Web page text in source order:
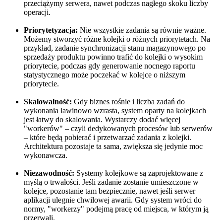
przeciążymy serwera, nawet podczas nagłego skoku liczby
operacji.
Priorytetyzacja: Nie wszystkie zadania są równie ważne.
Możemy stworzyć różne kolejki o różnych priorytetach. Na
przykład, zadanie synchronizacji stanu magazynowego po
sprzedaży produktu powinno trafić do kolejki o wysokim
priorytecie, podczas gdy generowanie nocnego raportu
statystycznego może poczekać w kolejce o niższym
priorytecie.
Skalowalność: Gdy biznes rośnie i liczba zadań do
wykonania lawinowo wzrasta, system oparty na kolejkach
jest łatwy do skalowania. Wystarczy dodać więcej
"workerów" – czyli dedykowanych procesów lub serwerów
– które będą pobierać i przetwarzać zadania z kolejki.
Architektura pozostaje ta sama, zwiększa się jedynie moc
wykonawcza.
Niezawodność: Systemy kolejkowe są zaprojektowane z
myślą o trwałości. Jeśli zadanie zostanie umieszczone w
kolejce, pozostanie tam bezpiecznie, nawet jeśli serwer
aplikacji ulegnie chwilowej awarii. Gdy system wróci do
normy, "workerzy" podejmą pracę od miejsca, w którym ją
przerwali.